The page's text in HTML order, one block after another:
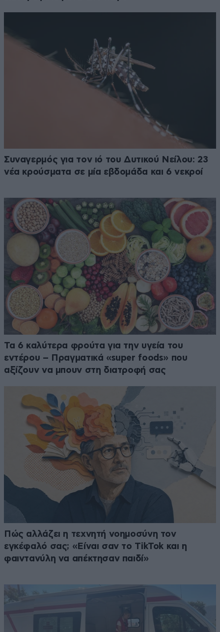
Συναγερμός για τον ιό του Δυτικού Νείλου: 23
νέα κρούσματα σε μία εβδομάδα και 6 νεκροί
Τα 6 καλύτερα φρούτα για την υγεία του
εντέρου – Πραγματικά «super foods» που
αξίζουν να μπουν στη διατροφή σας
Πώς αλλάζει η τεχνητή νοημοσύνη τον
εγκέφαλό σας; «Είναι σαν το TikTok και η
φαιντανύλη να απέκτησαν παιδί»